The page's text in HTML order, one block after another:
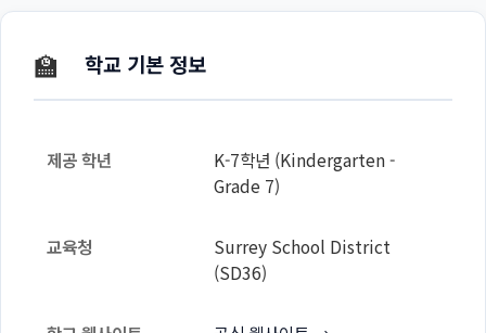
🏫 학교 기본 정보
제공 학년
K-7학년 (Kindergarten -
Grade 7)
교육청
Surrey School District
(SD36)